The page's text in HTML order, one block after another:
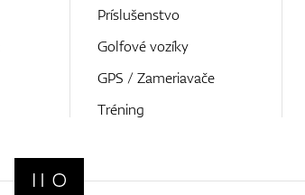
Príslušenstvo
Golfové vozíky
GPS / Zameriavače
Tréning